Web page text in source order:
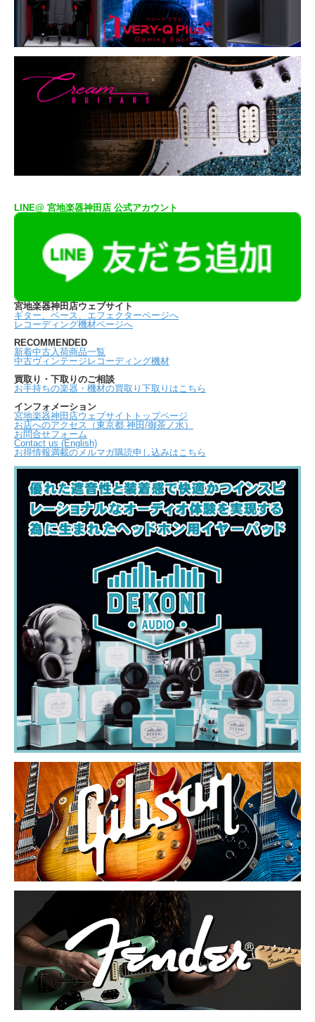
LINE@ 宮地楽器神田店 公式アカウント
宮地楽器神田店ウェブサイト
ギター、ベース、エフェクターページへ
レコーディング機材ページへ
RECOMMENDED
新着中古入荷商品一覧
中古ヴィンテージレコーディング機材
買取り・下取りのご相談
お手持ちの楽器・機材の買取り下取りはこちら
インフォメーション
宮地楽器神田店ウェブサイトトップページ
お店へのアクセス（東京都 神田/御茶ノ水）
お問合せフォーム
Contact us (English)
お得情報満載のメルマガ購読申し込みはこちら